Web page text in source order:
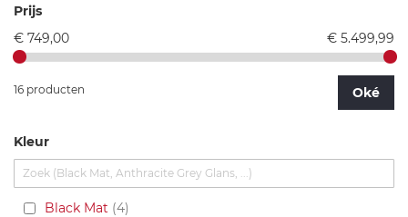
Prijs
€ 749,00
€ 5.499,99
16 producten Oké
Kleur
Black Mat 4